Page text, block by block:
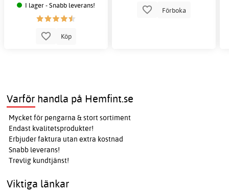
I lager - Snabb leverans!
Köp
Förboka
Varför handla på Hemfint.se
Mycket för pengarna & stort sortiment
Endast kvalitetsprodukter!
Erbjuder faktura utan extra kostnad
Snabb leverans!
Trevlig kundtjänst!
Viktiga länkar